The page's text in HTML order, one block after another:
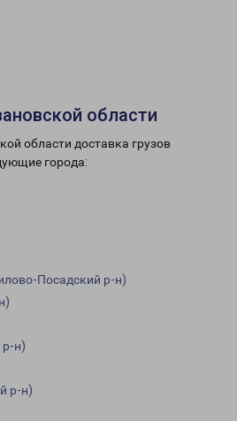
области
области доставка грузов
города:
Посадский р-н)
н)
р-н)